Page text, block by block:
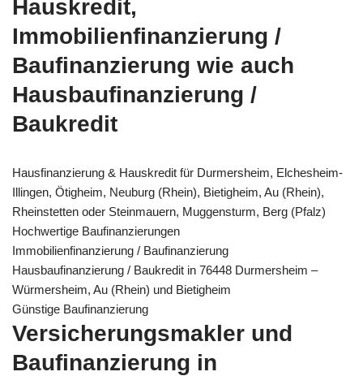
Hauskredit,
Immobilienfinanzierung /
Baufinanzierung wie auch
Hausbaufinanzierung /
Baukredit
Hausfinanzierung & Hauskredit für Durmersheim, Elchesheim-
Illingen, Ötigheim, Neuburg (Rhein), Bietigheim, Au (Rhein),
Rheinstetten oder Steinmauern, Muggensturm, Berg (Pfalz)
Hochwertige Baufinanzierungen
Immobilienfinanzierung / Baufinanzierung
Hausbaufinanzierung / Baukredit in 76448 Durmersheim –
Würmersheim, Au (Rhein) und Bietigheim
Günstige Baufinanzierung
Versicherungsmakler und
Baufinanzierung in